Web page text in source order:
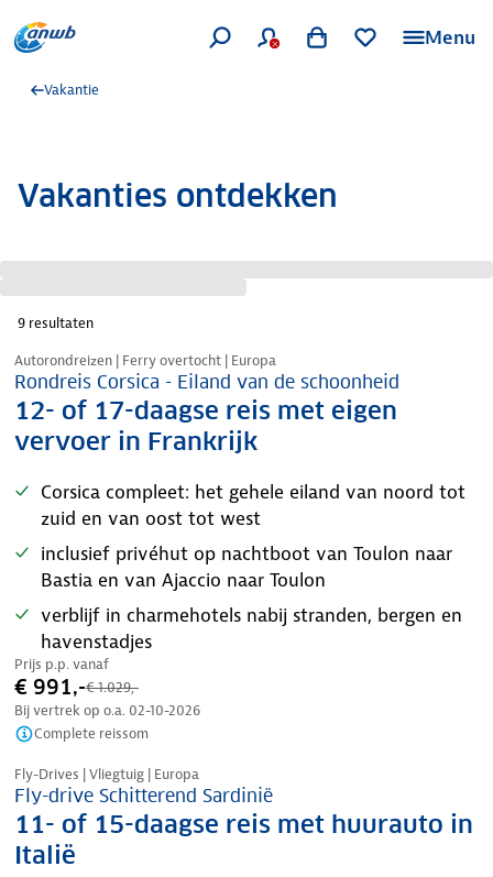
Menu
Vakantie
Vakanties ontdekken
9 resultaten
Nazomer korting
Autorondreizen | Ferry overtocht | Europa
Rondreis Corsica - Eiland van de schoonheid
12- of 17-daagse reis met eigen
vervoer in Frankrijk
Corsica compleet: het gehele eiland van noord tot
zuid en van oost tot west
inclusief privéhut op nachtboot van Toulon naar
Bastia en van Ajaccio naar Toulon
verblijf in charmehotels nabij stranden, bergen en
havenstadjes
Prijs p.p. vanaf
€ 991,-€ 1.029,-
Bij vertrek op o.a. 02-10-2026
Complete reissom
Nazomer korting
Fly-Drives | Vliegtuig | Europa
Fly-drive Schitterend Sardinië
11- of 15-daagse reis met huurauto in
Italië